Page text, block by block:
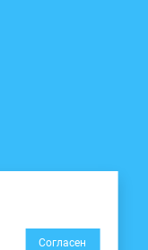
Согласен